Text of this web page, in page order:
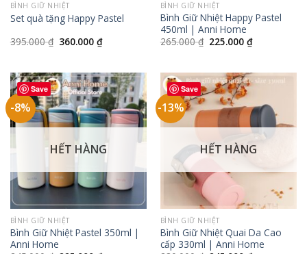
BÌNH GIỮ NHIỆT
Set quà tặng Happy Pastel
395.000₫ Giá
360.000 ₫Giá
hiện
360.000 ₫.
BÌNH GIỮ NHIỆT
Bình Giữ Nhiệt Happy Pastel
450ml | Anni Home
265.000₫ Giá
225.000 ₫Giá
hiện
225.000 ₫.
Save
-8%
HẾT HÀNG
BÌNH GIỮ NHIỆT
Bình Giữ Nhiệt Pastel 350ml |
Anni Home
Save
-13%
HẾT HÀNG
BÌNH GIỮ NHIỆT
Bình Giữ Nhiệt Quai Da Cao
cấp 330ml | Anni Home